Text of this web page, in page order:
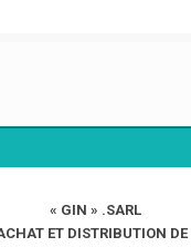
« GIN » .SARL
ET DISTRIBUTION